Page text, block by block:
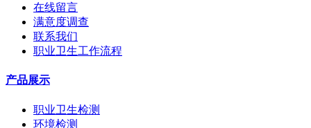
在线留言
满意度调查
联系我们
职业卫生工作流程
产品展示
职业卫生检测
环境检测